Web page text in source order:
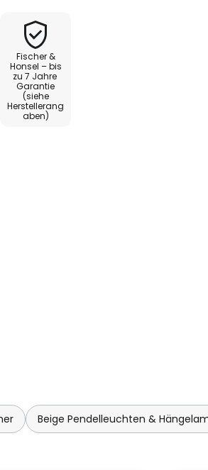
von 80 Ra für
sorgt.
Dimmbarkeit, die über
werden kann.
der Leuchte dank des
ermöglicht. Die LED-
und Ästhetik und
für anspruchsvolle
Fischer &
Honsel – bis
zu 7 Jahre
Garantie
(siehe
Herstellerang
aben)
Beige Pendelleuchten &